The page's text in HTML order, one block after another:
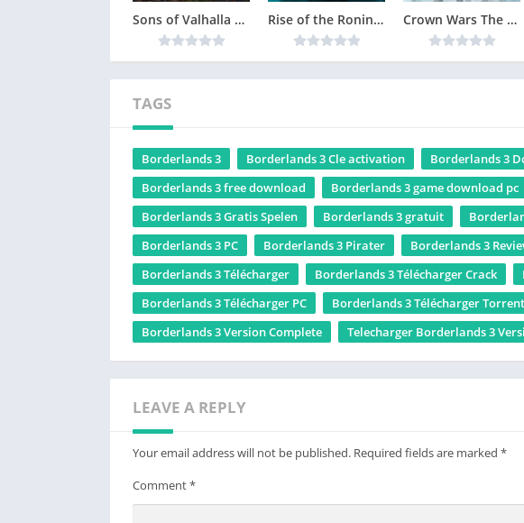
Sons of Valhalla Version Complète jeu pour PC Rise of the Ronin Version Complète jeu pour PC Crown Wars The Black Prince Version Complète jeu pour PC
TAGS
Borderlands 3 Borderlands 3 Cle activation Borderlands 3
Borderlands 3 free download
Borderlands 3 game download pc
Borderlands 3 Gratis Spelen
Borderlands 3 gratuit
Borderlands 3 PC
Borderlands 3 Pirater Borderlands 3
Borderlands 3 Télécharger
Borderlands 3 Télécharger Crack
Borderlands 3 Télécharger PC
Borderlands 3 Télécharger Torrent
Borderlands 3 Version Complete
Telecharger Borderlands 3
LEAVE A REPLY
Your email address will not be published. Required fields are marked *
Comment*